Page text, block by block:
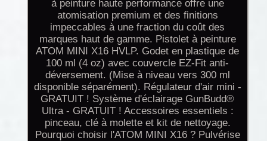
à peinture haute performance offre une
atomisation premium et des finitions
impeccables à une fraction du coût des
marques haut de gamme. Pistolet à peinture
ATOM MINI X16 HVLP. Godet en plastique de
100 ml (4 oz) avec couvercle EZ-Fit anti-
déversement. (Mise à niveau vers 300 ml
disponible séparément). Régulateur d'air mini -
GRATUIT ! Système d'éclairage GunBudd®
Ultra - GRATUIT ! Accessoires essentiels :
pinceau, clé à molette et kit de nettoyage.
Pourquoi choisir l'ATOM MINI X16 ? Pulvérise